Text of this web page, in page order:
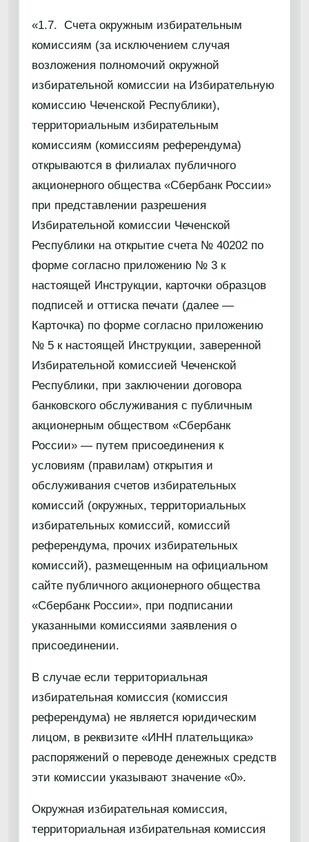
«1.7. Счета окружным избирательным
комиссиям (за исключением случая
возложения полномочий окружной
избирательной комиссии на Избирательную
комиссию Чеченской Республики),
территориальным избирательным
комиссиям (комиссиям референдума)
открываются в филиалах публичного
акционерного общества «Сбербанк России»
при представлении разрешения
Избирательной комиссии Чеченской
Республики на открытие счета № 40202 по
форме согласно приложению № 3 к
настоящей Инструкции, карточки образцов
подписей и оттиска печати (далее —
Карточка) по форме согласно приложению
№ 5 к настоящей Инструкции, заверенной
Избирательной комиссией Чеченской
Республики, при заключении договора
банковского обслуживания с публичным
акционерным обществом «Сбербанк
России» — путем присоединения к
условиям (правилам) открытия и
обслуживания счетов избирательных
комиссий (окружных, территориальных
избирательных комиссий, комиссий
референдума, прочих избирательных
комиссий), размещенным на официальном
сайте публичного акционерного общества
«Сбербанк России», при подписании
указанными комиссиями заявления о
присоединении.
В случае если территориальная
избирательная комиссия (комиссия
референдума) не является юридическим
лицом, в реквизите «ИНН плательщика»
распоряжений о переводе денежных средств
эти комиссии указывают значение «0».
Окружная избирательная комиссия,
территориальная избирательная комиссия